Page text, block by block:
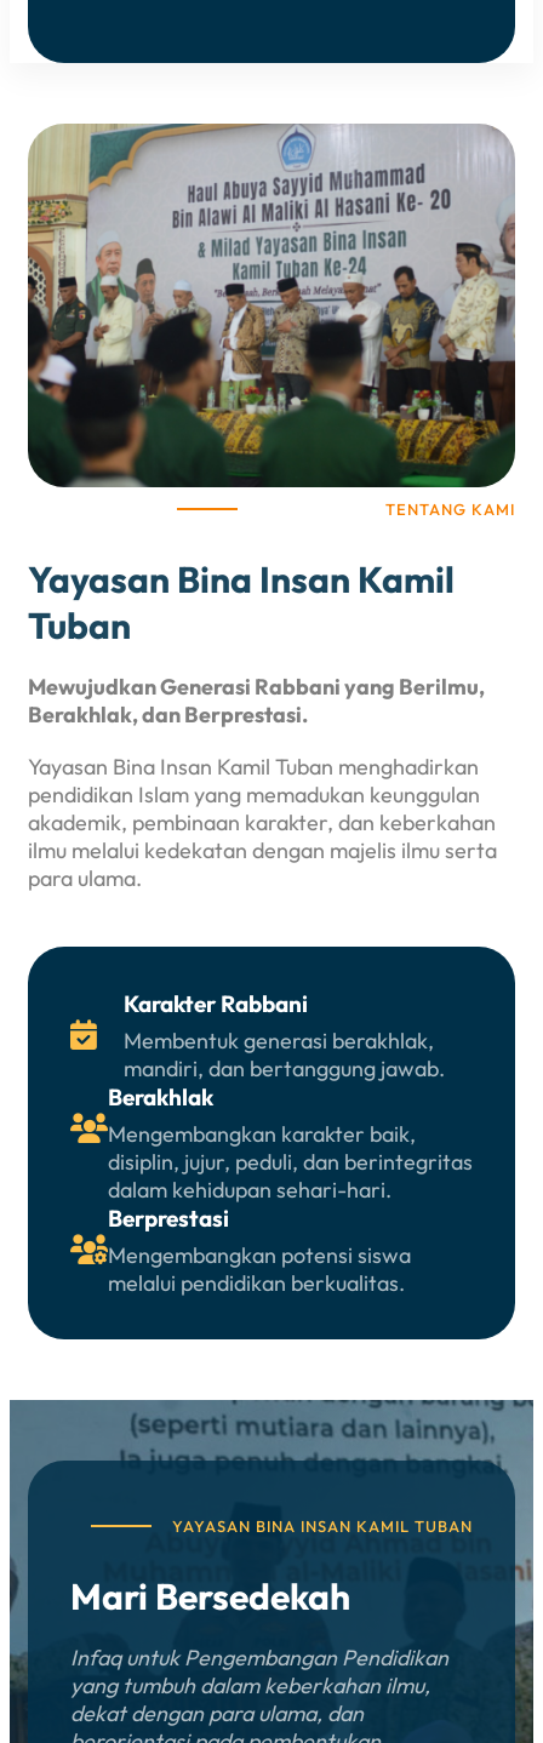
TENTANG KAMI
Yayasan Bina Insan Kamil
Tuban
Mewujudkan Generasi Rabbani yang Berilmu,
Berakhlak, dan Berprestasi.
Yayasan Bina Insan Kamil Tuban menghadirkan
pendidikan Islam yang memadukan keunggulan
akademik, pembinaan karakter, dan keberkahan
ilmu melalui kedekatan dengan majelis ilmu serta
para ulama.

Karakter Rabbani
Membentuk generasi berakhlak,
mandiri, dan bertanggung jawab.

Berakhlak
Mengembangkan karakter baik,
disiplin, jujur, peduli, dan berintegritas
dalam kehidupan sehari-hari.

Berprestasi
Mengembangkan potensi siswa
melalui pendidikan berkualitas.
YAYASAN BINA INSAN KAMIL TUBAN
Mari Bersedekah
Infaq untuk Pengembangan Pendidikan
yang tumbuh dalam keberkahan ilmu,
dekat dengan para ulama, dan